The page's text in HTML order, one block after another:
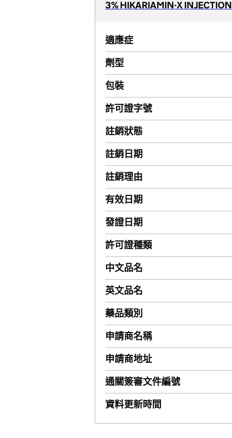
3% HIKARIAMIN-X INJECTION
適應症
劑型
包裝
許可證字號
註銷狀態
註銷日期
註銷理由
有效日期
發證日期
許可證種類
中文品名
英文品名
藥品類別
申請商名稱
申請商地址
通關簽審文件編號
資料更新時間